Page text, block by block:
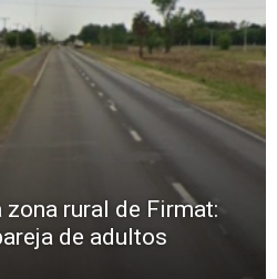
rural de Firmat:
de adultos